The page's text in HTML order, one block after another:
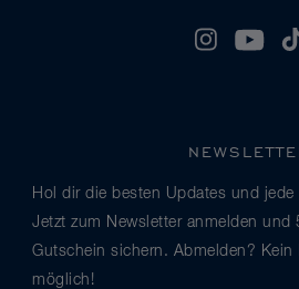
Hol dir die besten Updates und
Jetzt zum Newsletter anmelden und
Gutschein sichern. Abmelden? Kein
möglich!